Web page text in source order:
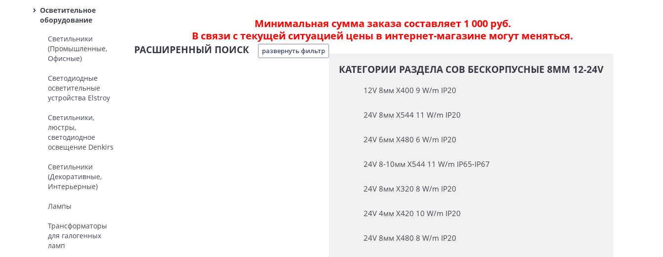
Осветительное
оборудование
Светильники
(Промышленные,
Офисные)
Светодиодные
осветительные
устройства Elstroy
Светильники,
люстры,
светодиодное
освещение Denkirs
Светильники
(Декоративные,
Интерьерные)
Лампы
Трансформаторы
для галогенных
ламп
Минимальная сумма заказа составляет 1 000 руб.
В связи с текущей ситуацией цены в интернет-магазине могут меняться.
РАСШИРЕННЫЙ ПОИСК развернуть фильтр
КАТЕГОРИИ РАЗДЕЛА COB БЕСКОРПУСНЫЕ 8ММ 12-24V
12V 8мм X400 9 W/m IP20
24V 8мм X544 11 W/m IP20
24V 6мм X480 6 W/m IP20
24V 8-10мм X544 11 W/m IP65-IP67
24V 8мм X320 8 W/m IP20
24V 4мм X420 10 W/m IP20
24V 8мм X480 8 W/m IP20